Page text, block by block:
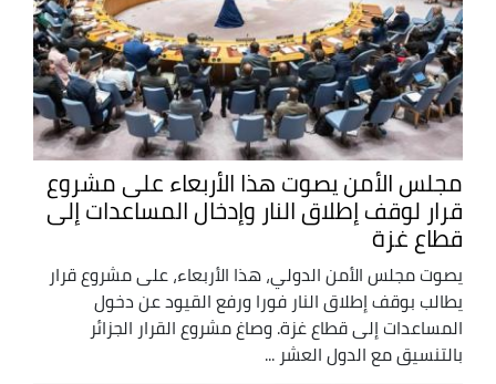
مجلس الأمن يصوت هذا الأربعاء على مشروع
قرار لوقف إطلاق النار وإدخال المساعدات إلى
قطاع غزة
يصوت مجلس الأمن الدولي، هذا الأربعاء، على مشروع قرار
يطالب بوقف إطلاق النار فورا ورفع القيود عن دخول
المساعدات إلى قطاع غزة. وصاغ مشروع القرار الجزائر
بالتنسيق مع الدول العشر ...